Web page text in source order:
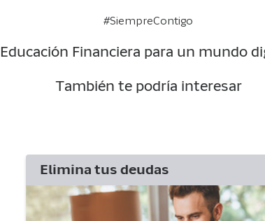
#SiempreContigo
Educación Financiera para un mundo
También te podría interesar
Elimina tus deudas